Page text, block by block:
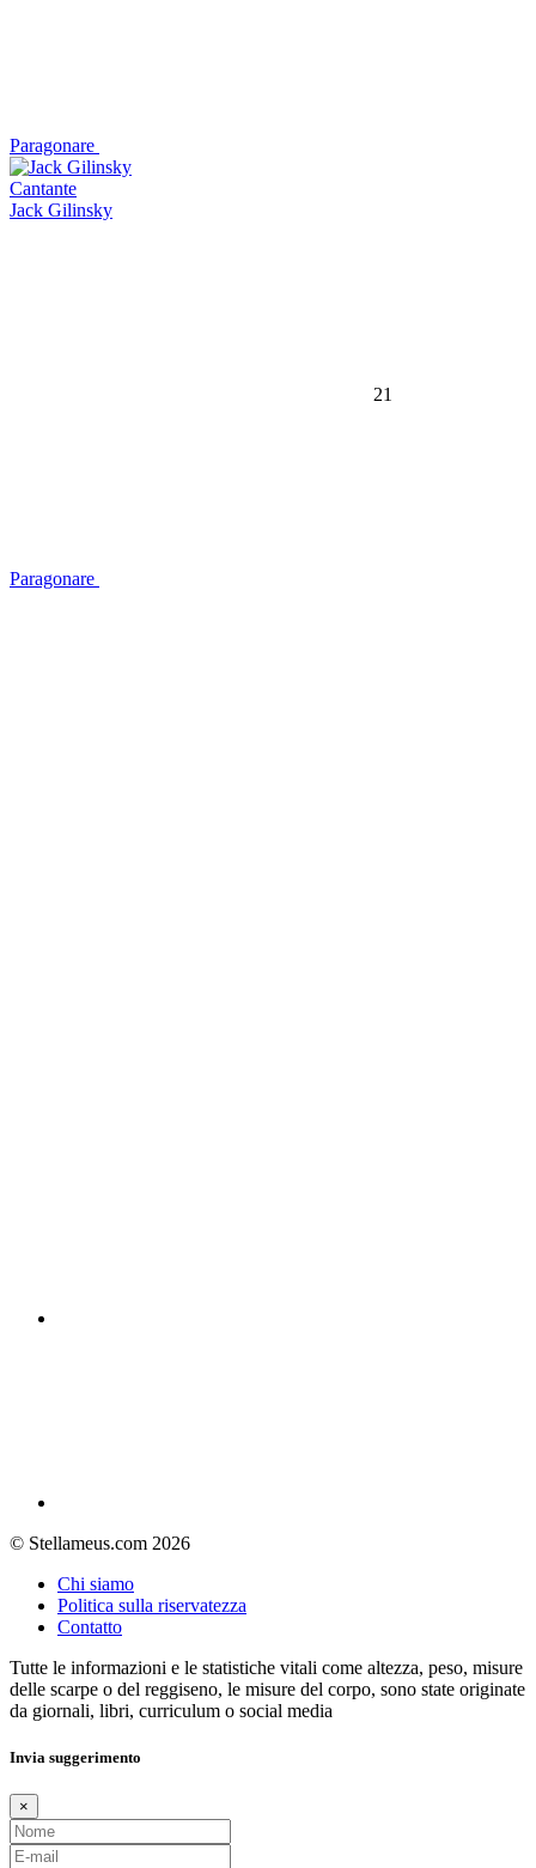
Paragonare
Cantante
Jack Gilinsky
21
Paragonare
© Stellameus.com 2026
Chi siamo
Politica sulla riservatezza
Contatto
Tutte le informazioni e le statistiche vitali come altezza, peso, misure
delle scarpe o del reggiseno, le misure del corpo, sono state originate
da giornali, libri, curriculum o social media
Invia suggerimento
×